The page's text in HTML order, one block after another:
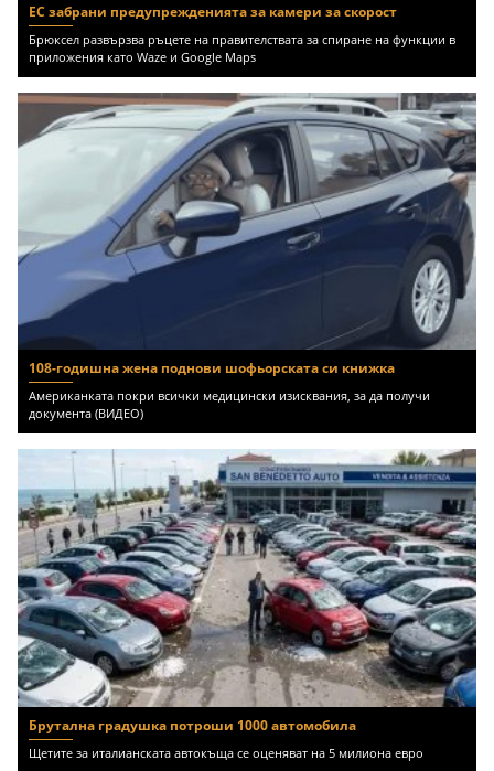
ЕС забрани предупрежденията за камери за скорост
Брюксел развързва ръцете на правителствата за спиране на функции в
приложения като Waze и Google Maps
108-годишна жена поднови шофьорската си книжка
Американката покри всички медицински изисквания, за да получи
документа (ВИДЕО)
Брутална градушка потроши 1000 автомобила
Щетите за италианската автокъща се оценяват на 5 милиона евро